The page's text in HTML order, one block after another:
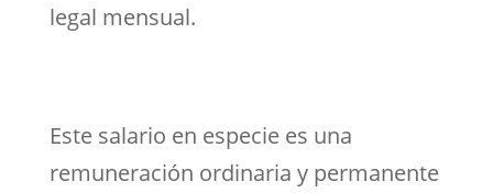
legal mensual.
Este salario en especie es una
remuneración ordinaria y permanente